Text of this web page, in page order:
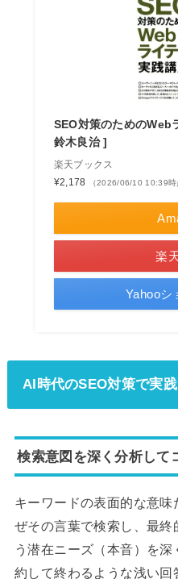
SEO対策のためのWeb
鈴木良治 ]
楽天ブックス
¥2,178
（2026/06/10 10:39時
楽
Yahooシ
AI時代のSEO対策で実
検索意図を深く分析して
キーワードの表面的な意
ぜその言葉で検索し、最
う潜在ニーズ（本音）を
約して終わるような浅い